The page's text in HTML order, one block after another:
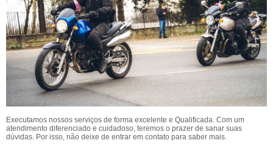
Executamos nossos serviços de forma excelente e Qualificada. Com um
atendimento diferenciado e cuidadoso, teremos o prazer de sanar suas
dúvidas. Por isso, não deixe de entrar em contato para saber mais.